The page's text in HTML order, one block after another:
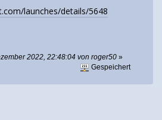
launches/details/5648
2022, 22:48:04 von roger50 »
Gespeichert